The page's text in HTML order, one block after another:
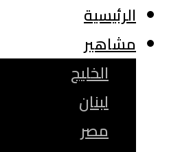
الرئيسية
مشاهير
الخليج
لبنان
مصر